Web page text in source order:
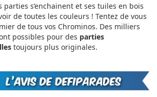
parties s’enchainent et ses tuiles en bois
de toutes les couleurs ! Tentez de vous
de tous vos Chrominos. Des milliers
possibles pour des parties
toujours plus originales.